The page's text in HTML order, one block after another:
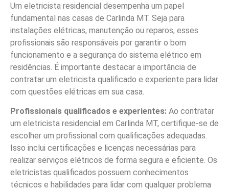
Um eletricista residencial desempenha um papel
fundamental nas casas de Carlinda MT. Seja para
instalações elétricas, manutenção ou reparos, esses
profissionais são responsáveis por garantir o bom
funcionamento e a segurança do sistema elétrico em
residências. É importante destacar a importância de
contratar um eletricista qualificado e experiente para lidar
com questões elétricas em sua casa.
Profissionais qualificados e experientes: Ao contratar
um eletricista residencial em Carlinda MT, certifique-se de
escolher um profissional com qualificações adequadas.
Isso inclui certificações e licenças necessárias para
realizar serviços elétricos de forma segura e eficiente. Os
eletricistas qualificados possuem conhecimentos
técnicos e habilidades para lidar com qualquer problema